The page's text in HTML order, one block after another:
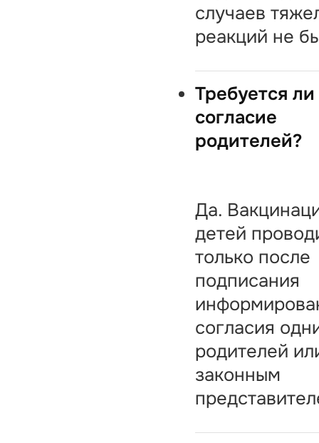
случаев
реакций не
Требуется ли
согласие
родителей?
Да.
детей
только после
подписания
согласия
родителей
законным